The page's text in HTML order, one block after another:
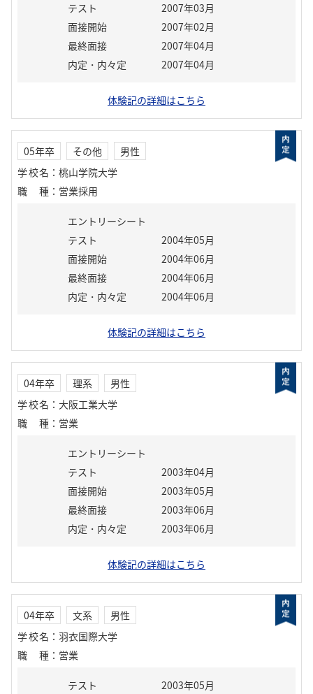
テスト
2007年03月
面接開始
2007年02月
最終面接
2007年04月
内定・内々定
2007年04月
体験記の詳細はこちら
05年卒 その他
男性
学校名 ： 桃山学院大学
職種 ： 営業採用
エントリーシート
テスト
2004年05月
面接開始
2004年06月
最終面接
2004年06月
内定・内々定
2004年06月
体験記の詳細はこちら
04年卒 理系
男性
学校名 ： 大阪工業大学
職種 ： 営業
エントリーシート
テスト
2003年04月
面接開始
2003年05月
最終面接
2003年06月
内定・内々定
2003年06月
体験記の詳細はこちら
04年卒 文系
男性
学校名 ： 羽衣国際大学
職種 ： 営業
テスト
2003年05月